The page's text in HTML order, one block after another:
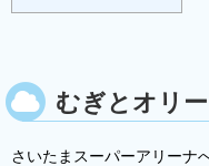
むぎとオリ
さいたまスーパーアリーナ